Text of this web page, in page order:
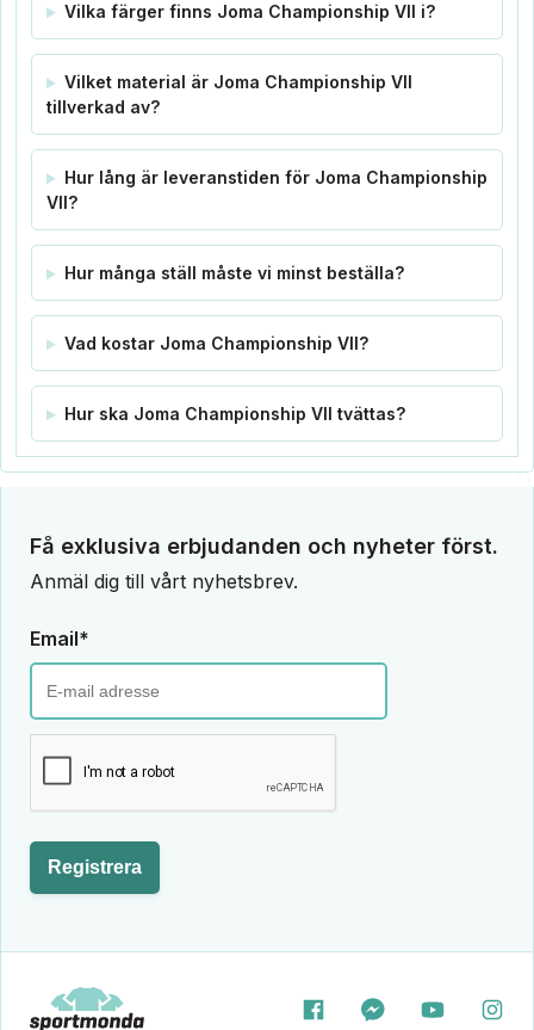
Vilka färger finns Joma Championship VII i?
Vilket material är Joma Championship VII
tillverkad av?
Hur lång är leveranstiden för Joma Championship
VII?
Hur många ställ måste vi minst beställa?
Vad kostar Joma Championship VII?
Hur ska Joma Championship VII tvättas?
Få exklusiva erbjudanden och nyheter först.
Anmäl dig till vårt nyhetsbrev.
Email*
Registrera